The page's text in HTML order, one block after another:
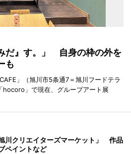
だ』す。」 自身の枠の外を
も
」（旭川市5条通7＝旭川フードテラ
hocoro」で現在、グループアート展
川クリエイターズマーケット」 作品
ペイントなど